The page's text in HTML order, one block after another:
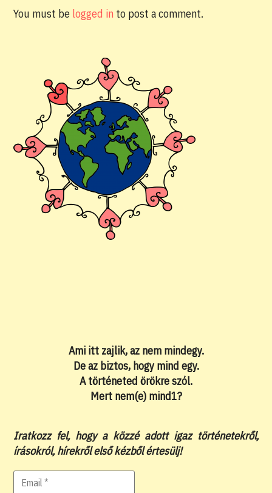
You must be logged in to post a comment.
Ami itt zajlik, az nem mindegy.
De az biztos, hogy mind egy.
A történeted örökre szól.
Mert nem(e) mind1?
Iratkozz fel, hogy a közzé adott igaz történetekről,
írásokról, hírekről első kézből értesülj!